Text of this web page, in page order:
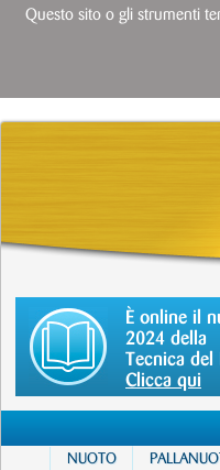
È online il
2024 della
Tecnica del
Clicca qui
NUOTO
Questo sito o gli strumenti